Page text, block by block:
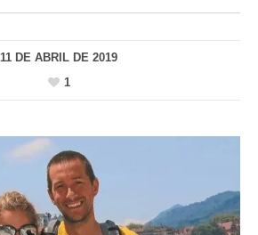
11 DE ABRIL DE 2019
1